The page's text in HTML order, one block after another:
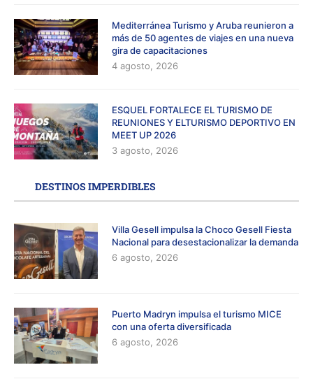
Mediterránea Turismo y Aruba reunieron a
más de 50 agentes de viajes en una nueva
gira de capacitaciones
4 agosto, 2026
ESQUEL FORTALECE EL TURISMO DE
REUNIONES Y ELTURISMO DEPORTIVO EN
MEET UP 2026
3 agosto, 2026
DESTINOS IMPERDIBLES
Villa Gesell impulsa la Choco Gesell Fiesta
Nacional para desestacionalizar la demanda
6 agosto, 2026
Puerto Madryn impulsa el turismo MICE
con una oferta diversificada
6 agosto, 2026